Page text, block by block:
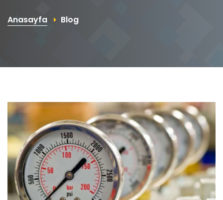
Anasayfa Blog